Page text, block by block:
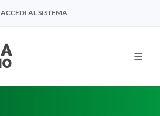
ACCEDI AL SISTEMA